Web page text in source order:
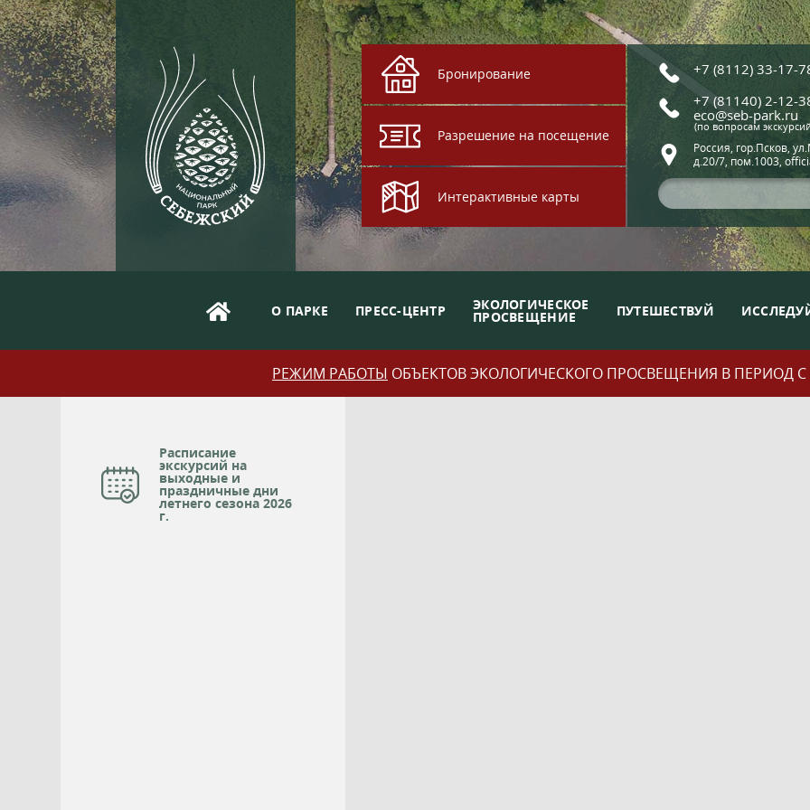
Бронирование
Разрешение на посещение
Интерактивные карты
+7 (8112) 33-17-
+7 (81140) 2-12-
eco@seb-park.ru
(по вопросам
Россия, гор.Псков,
д.20/7, пом.1003,
О ПАРКЕ ПРЕСС-ЦЕНТР ЭКОЛОГИЧЕСКОЕ
ПРОСВЕЩЕНИЕ ПУТЕШЕСТВУЙ
РЕЖИМ РАБОТЫ ОБЪЕКТОВ ЭКОЛОГИЧЕСКОГО ПРОСВЕЩЕНИЯ В ПЕРИОД С
Расписание
экскурсий на
выходные и
праздничные дни
летнего сезона 2026
г.